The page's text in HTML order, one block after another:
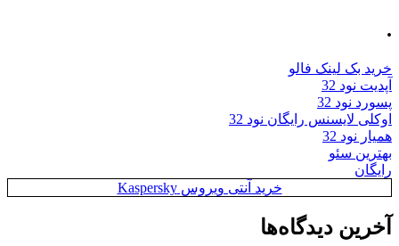
.
خرید بک لینک فالو
آپدیت نود 32
پسورد نود 32
اوکلی لایسنس رایگان نود 32
همیار نود 32
بهترین سئو
رایگان
خرید آنتی ویروس Kaspersky
آخرین دیدگاه‌ها